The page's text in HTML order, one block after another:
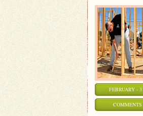
FEBRUARY -
COMMENTS